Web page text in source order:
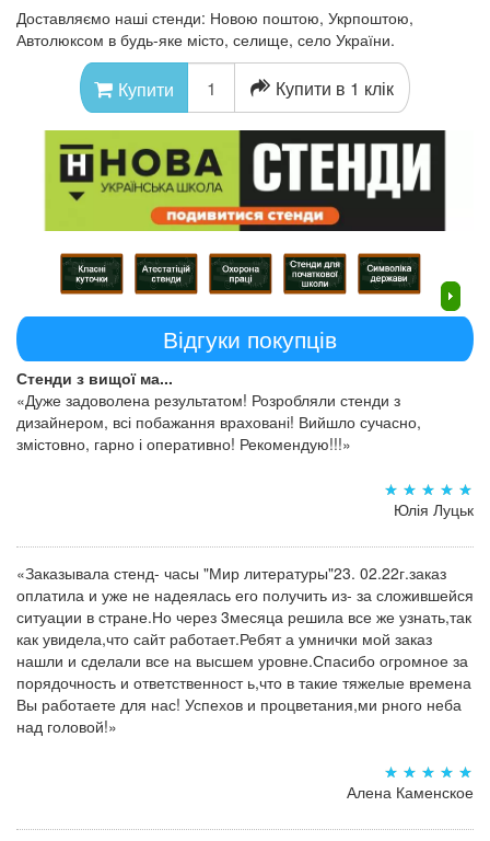
Доставляємо наші стенди: Новою поштою, Укрпоштою,
Автолюксом в будь-яке місто, селище, село України.
Купити Купити в 1 клік
Відгуки покупців
Стенди з вищої ма...
«Дуже задоволена результатом! Розробляли стенди з
дизайнером, всі побажання враховані! Вийшло сучасно,
змістовно, гарно і оперативно! Рекомендую!!!»
Юлія Луцьк
«Заказывала стенд- часы "Мир литературы"23. 02.22г.заказ
оплатила и уже не надеялась его получить из- за сложившейся
ситуации в стране.Но через 3месяца решила все же узнать,так
как увидела,что сайт работает.Ребят а умнички мой заказ
нашли и сделали все на высшем уровне.Спасибо огромное за
порядочность и ответственност ь,что в такие тяжелые времена
Вы работаете для нас! Успехов и процветания,ми рного неба
над головой!»
Алена Каменское